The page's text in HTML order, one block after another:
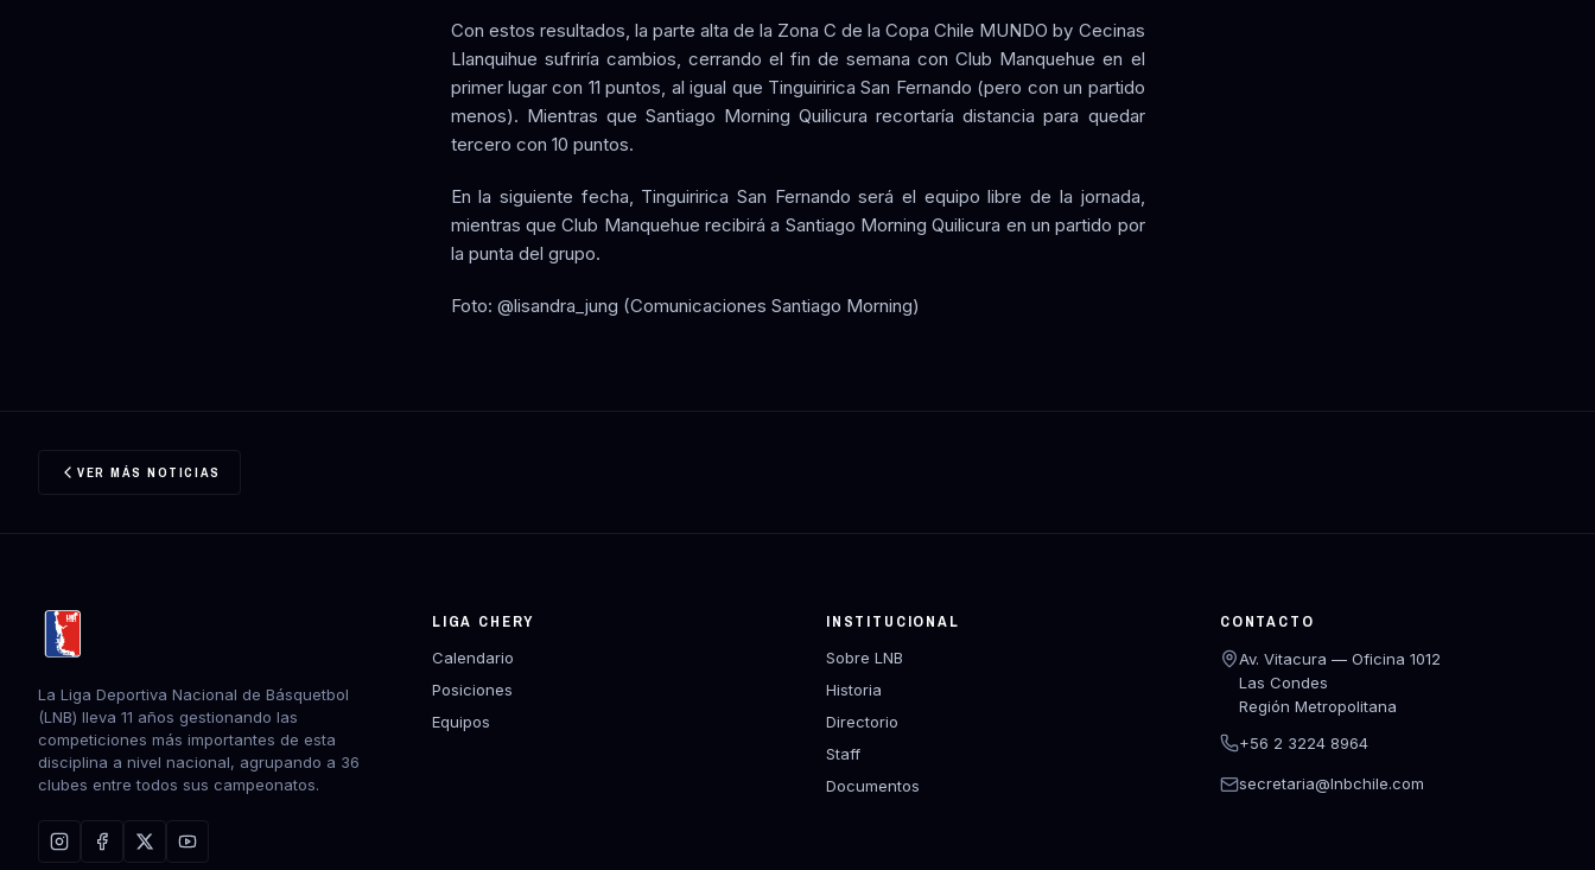
Con estos resultados, la parte alta de la Zona C de la Copa Chile MUNDO by Cecinas
Llanquihue sufriría cambios, cerrando el fin de semana con Club Manquehue en el
primer lugar con 11 puntos, al igual que Tinguiririca San Fernando (pero con un partido
menos). Mientras que Santiago Morning Quilicura recortaría distancia para quedar
tercero con 10 puntos.
En la siguiente fecha, Tinguiririca San Fernando será el equipo libre de la jornada,
mientras que Club Manquehue recibirá a Santiago Morning Quilicura en un partido por
la punta del grupo.
Foto: @lisandra_jung (Comunicaciones Santiago Morning)
VER MÁS NOTICIAS
La Liga Deportiva Nacional de Básquetbol
(LNB) lleva 11 años gestionando las
competiciones más importantes de esta
disciplina a nivel nacional, agrupando a 36
clubes entre todos sus campeonatos.
LIGA CHERY
Calendario
Posiciones
Equipos
INSTITUCIONAL
Sobre LNB
Historia
Directorio
Staff
Documentos
CONTACTO
Av. Vitacura — Oficina 1012
Las Condes
Región Metropolitana
+56 2 3224 8964
secretaria@lnbchile.com